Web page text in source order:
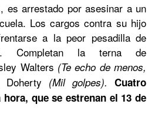
es arrestado por asesinar a un
Los cargos contra su hijo
a la peor pesadilla de
Completan la terna de
Walters (Te echo de menos,
(Mil golpes).Cuatro
que se estrenan el 13 de